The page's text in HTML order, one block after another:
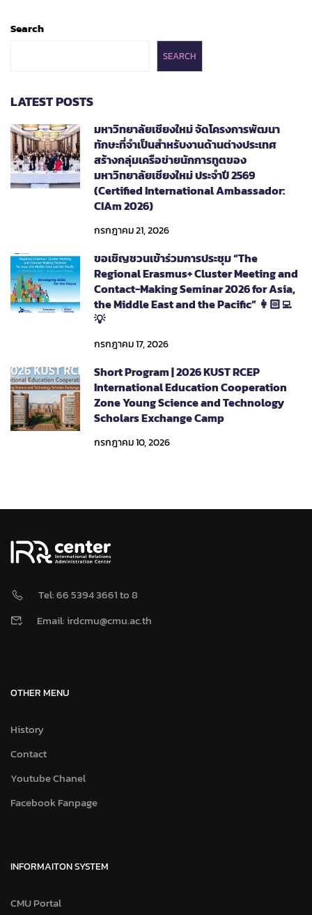
Search
SEARCH
LATEST POSTS
มหาวิทยาลัยเชียงใหม่ จัดโครงการพัฒนา
ทักษะที่จำเป็นสำหรับงานด้านต่างประเทศ
สร้างกลุ่มเครือข่ายนักการทูตของ
มหาวิทยาลัยเชียงใหม่ ประจำปี 2569
(Certified International Ambassador:
CIAm 2026)
กรกฎาคม 21, 2026
ขอเชิญชวนเข้าร่วมการประชุม “The
Regional Erasmus+ Cluster Meeting and
Contact-Making Seminar 2026 for Asia,
the Middle East and the Pacific” 👩🏻‍💻
💡
กรกฎาคม 17, 2026
Short Program | 2026 KUST RCEP
International Education Cooperation
Zone Young Science and Technology
Scholars Exchange Camp
กรกฎาคม 10, 2026
Tel: 66 5394 3661 to 8
Email: irdcmu@cmu.ac.th
OTHER MENU
History
Contact
Youtube Chanel
Facebook Fanpage
INFORMAITON SYSTEM
CMU Portal